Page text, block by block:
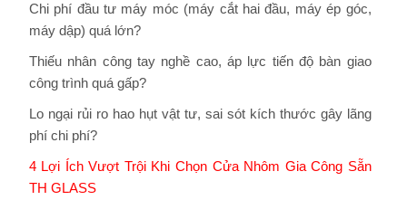
Chi phí đầu tư máy móc (máy cắt hai đầu, máy ép góc,
máy dập) quá lớn?
Thiếu nhân công tay nghề cao, áp lực tiến độ bàn giao
công trình quá gấp?
Lo ngại rủi ro hao hụt vật tư, sai sót kích thước gây lãng
phí chi phí?
4 Lợi Ích Vượt Trội Khi Chọn Cửa Nhôm Gia Công Sẵn
TH GLASS